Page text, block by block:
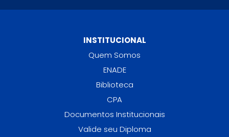
INSTITUCIONAL
Quem Somos
ENADE
Biblioteca
CPA
Documentos Institucionais
Valide seu Diploma